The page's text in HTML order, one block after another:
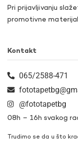
Pri prijavljivanju
promotivne
Kontakt
065/2588-471
@fototapetbg
08h – 16h svakog
Trudimo se da u što